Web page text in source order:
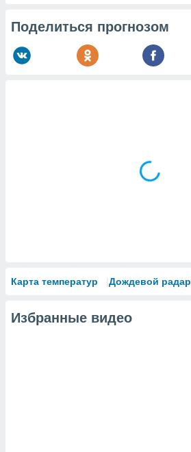
Поделиться прогнозом
Карта температур Дождевой радар
Избранные видео